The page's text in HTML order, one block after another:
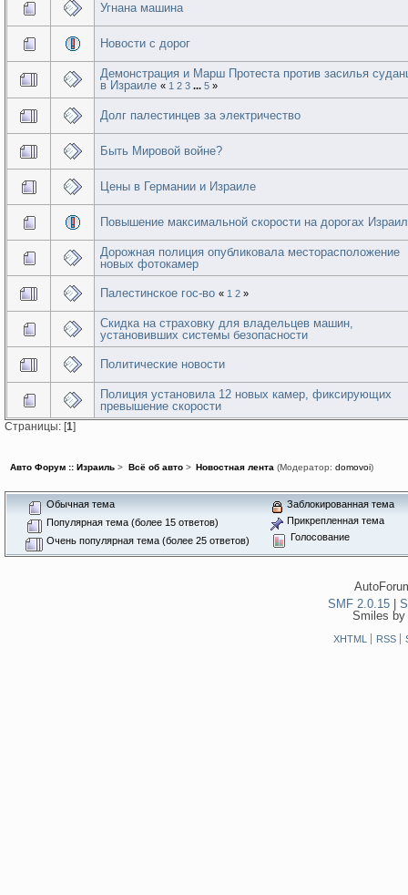
Угнана машина
Новости с дорог
Демонстрация и Марш Протеста против засилья
в Израиле « 1 2 3 ...5 »
Долг палестинцев за электричество
Быть Мировой войне?
Цены в Германии и Израиле
Повышение максимальной скорости на дорогах
Дорожная полиция опубликовала месторасположение
новых фотокамер
Палестинское гос-во « 1 2 »
Cкидка на страховку для владельцев машин,
установивших системы безопасности
Политические новости
Полиция установила 12 новых камер, фиксирующих
превышение скорости
Страницы: [1]
Авто Форум :: Израиль > Всё об авто> Новостная лента(Модератор: domovoi)
Обычная тема
Популярная тема (более 15 ответов)
Очень популярная тема (более 25 ответов)
Заблокированная тема
Прикрепленная тема
Голосование
SMF 2.0.15
Smiles
XHTML RSS